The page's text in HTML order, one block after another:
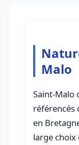
Malo
Saint-Malo
référencés
en
large choix